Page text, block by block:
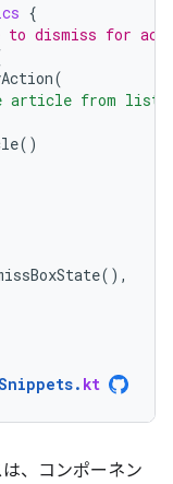
{
to dismiss for
(
article from list"
()
(),
. kt
、コンポーネン